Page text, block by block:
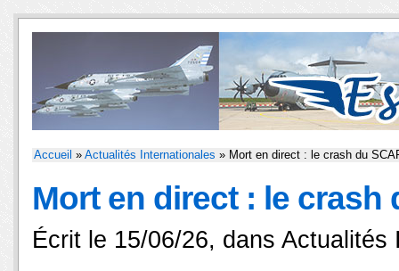
Accueil » Actualités Internationales » Mort en direct : le crash du
Mort en direct : le crash
Écrit le 15/06/26, dans Actualités